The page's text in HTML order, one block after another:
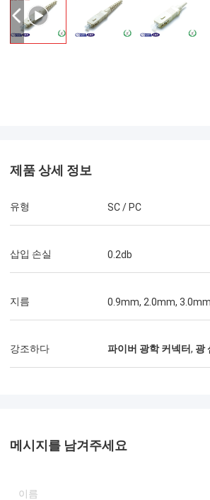
로
,
했
Thang Nguyen 님
Kocent Optec Limited는 저희
는 그들의 옥외 케이블, 분배함,
섬유 액세서리의 품질이 매우 훌
제품 상세 정보
유형 SC / PC
삽입 손실 0.2db
지름 0.9mm, 2.0mm, 3.0mm
강조하다 파이버 광학 커넥터, 광
메시지를 남겨주세요